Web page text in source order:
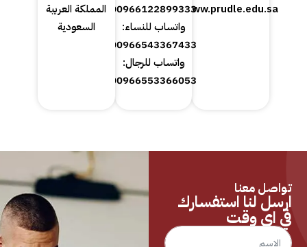
www.prudle.edu.sa
00966122899333
واتساب للنساء:
00966543367433
واتساب للرجال:
00966553366053
المملكة العربية
السعودية
تواصل معنا
ارسل لنا استفسارك
في اي وقت
Contact Form